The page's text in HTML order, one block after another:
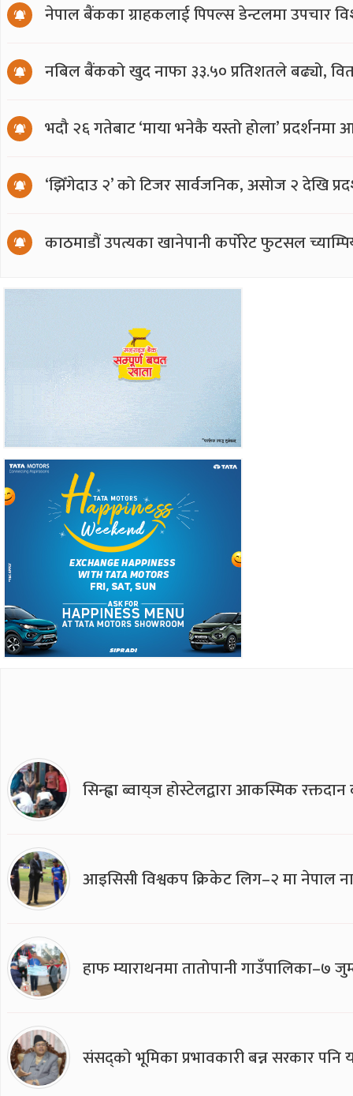
नेपाल बैंकका ग्राहकलाई पिपल्स डेन्टलमा उपचार
नबिल बैंकको खुद नाफा ३३.५० प्रतिशतले बढ्यो,
भदौ २६ गतेबाट ‘माया भनेकै यस्तो होला’ प्रदर्शनमा
‘झिँगेदाउ २’ को टिजर सार्वजनिक, असोज २ देखि
काठमाडौं उपत्यका खानेपानी कर्पोरेट फुटसल
सिन्ह्वा ब्वाय्‌ज होस्टेलद्वारा आकस्मिक
आइसिसी विश्वकप क्रिकेट लिग–२ मा नेपाल
हाफ म्याराथनमा तातोपानी गाउँपालिका–७
संसद्को भूमिका प्रभावकारी बन्न सरकार पनि